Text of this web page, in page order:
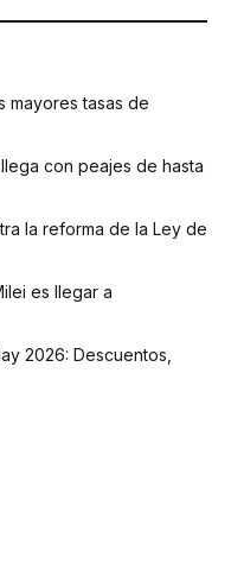
mayores tasas de
con peajes de hasta
la reforma de la Ley de
es llegar a
2026: Descuentos,